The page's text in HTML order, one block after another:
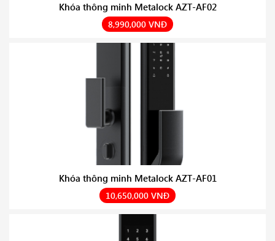
Khóa thông minh Metalock AZT-AF02
8,990,000 VNĐ
Khóa thông minh Metalock AZT-AF01
10,650,000 VNĐ